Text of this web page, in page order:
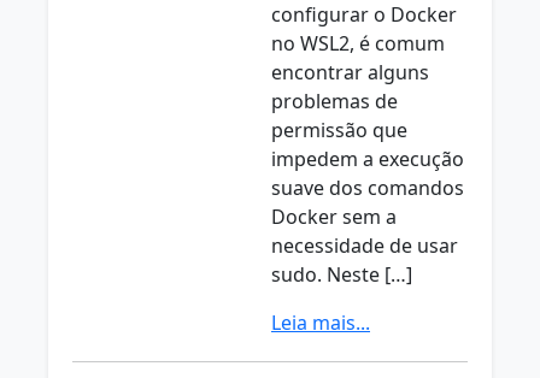
configurar o Docker
no WSL2, é comum
encontrar alguns
problemas de
permissão que
impedem a execução
suave dos comandos
Docker sem a
necessidade de usar
sudo. Neste […]
Leia mais...